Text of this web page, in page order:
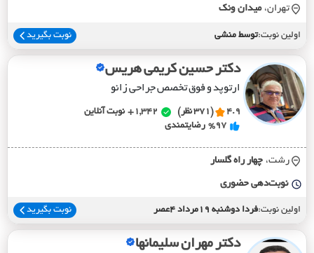
تهران، ميدان ونک
اولین نوبت:توسط منشی نوبت بگیرید
دکتر حسین کریمی هریس
ارتوپد و فوق تخصص جراحی زانو
4.9 (371 نظر) 1,342+
نوبت آنلاین
%97 رضایتمندی
رشت، چهار راه گلسار
نوبت‌دهی حضوری
اولین نوبت:فردا دوشنبه 19مرداد 4عصر نوبت بگیرید
دکتر مهران سلیمانها